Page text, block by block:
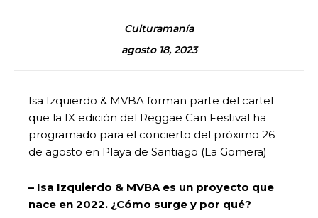
Culturamanía
agosto 18, 2023
Isa Izquierdo & MVBA forman parte del cartel
que la IX edición del Reggae Can Festival ha
programado para el concierto del próximo 26
de agosto en Playa de Santiago (La Gomera)
– Isa Izquierdo & MVBA es un proyecto que
nace en 2022. ¿Cómo surge y por qué?